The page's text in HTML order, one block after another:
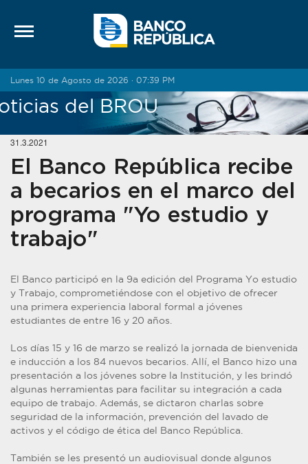
Lunes 10 de Agosto de 2026 · 07:39 PM
del BROU
31.3.2021
El Banco República recibe
a becarios en el marco del
programa "Yo estudio y
trabajo"
El Banco participó en la 9a edición del Programa Yo estudio
y Trabajo, comprometiéndose con el objetivo de ofrecer
una primera experiencia laboral formal a jóvenes
estudiantes de entre 16 y 20 años.
Los días 15 y 16 de marzo se realizó la jornada de bienvenida
e inducción a los 84 nuevos becarios. Allí, el Banco hizo una
presentación a los jóvenes sobre la Institución, y les brindó
algunas herramientas para facilitar su integración a cada
equipo de trabajo. Además, se dictaron charlas sobre
seguridad de la información, prevención del lavado de
activos y el código de ética del Banco República.
También se les presentó un audiovisual donde algunos